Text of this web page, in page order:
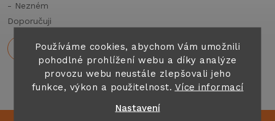
Používáme cookies, abychom Vám umožnili
pohodlné prohlížení webu a díky analýze
provozu webu neustále zlepšovali jeho
funkce, výkon a použitelnost. Více informací
Nastavení
30.6.2026
- Nezném
Doporučuji